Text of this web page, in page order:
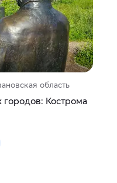
область
Кострома